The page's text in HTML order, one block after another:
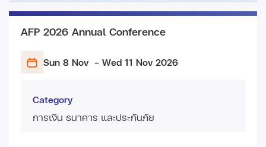
AFP 2026 Annual Conference
Sun 8 Nov - Wed 11 Nov 2026
Category
การเงิน ธนาคาร และประกันภัย